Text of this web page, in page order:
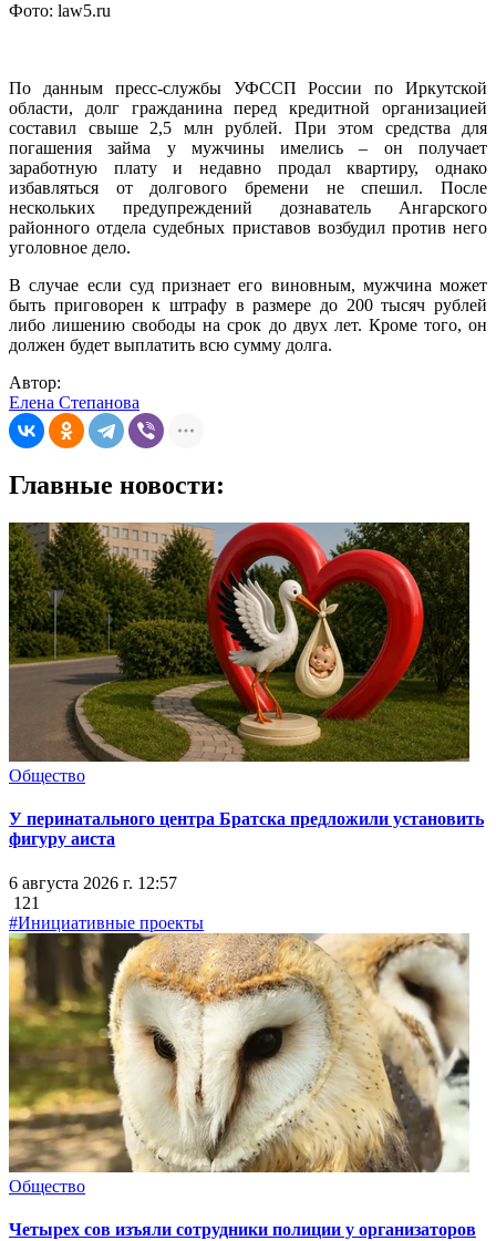
Фото: law5.ru
По данным пресс-службы УФССП России по Иркутской
области, долг гражданина перед кредитной организацией
составил свыше 2,5 млн рублей. При этом средства для
погашения займа у мужчины имелись – он получает
заработную плату и недавно продал квартиру, однако
избавляться от долгового бремени не спешил. После
нескольких предупреждений дознаватель Ангарского
районного отдела судебных приставов возбудил против него
уголовное дело.
В случае если суд признает его виновным, мужчина может
быть приговорен к штрафу в размере до 200 тысяч рублей
либо лишению свободы на срок до двух лет. Кроме того, он
должен будет выплатить всю сумму долга.
Автор:
Елена Степанова
Главные новости:
Общество
У перинатального центра Братска предложили установить
фигуру аиста
6 августа 2026 г. 12:57
121
#Инициативные проекты
Общество
Четырех сов изъяли сотрудники полиции у организаторов